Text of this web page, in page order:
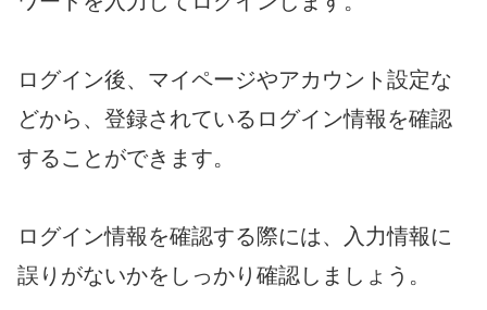
ログイン後、マイページやアカウント設定な
どから、登録されているログイン情報を確認
することができます。
ログイン情報を確認する際には、入力情報に
誤りがないかをしっかり確認しましょう。